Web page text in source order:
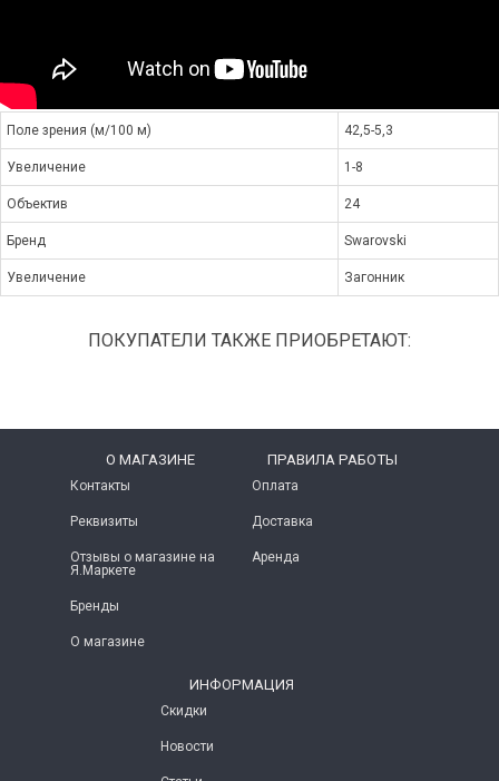
Поле зрения (м/100 м) 42,5-5,3
Увеличение 1-8
Объектив 24
Бренд Swarovski
Увеличение Загонник
ПОКУПАТЕЛИ ТАКЖЕ ПРИОБРЕТАЮТ:
O МАГАЗИНЕ
Контакты
Реквизиты
Отзывы о магазине на
Я.Маркете
Бренды
О магазине
ПРАВИЛА РАБОТЫ
Оплата
Доставка
Аренда
ИНФОРМАЦИЯ
Скидки
Новости